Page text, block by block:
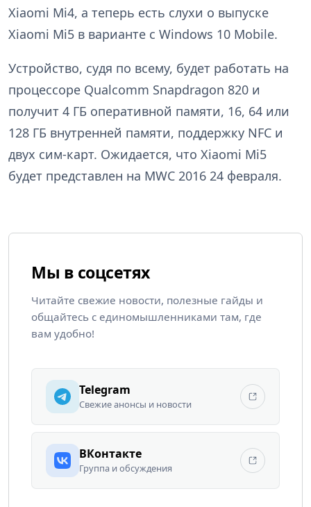
Xiaomi Mi4, а теперь есть слухи о выпуске
Xiaomi Mi5 в варианте с Windows 10 Mobile.
Устройство, судя по всему, будет работать на
процессоре Qualcomm Snapdragon 820 и
получит 4 ГБ оперативной памяти, 16, 64 или
128 ГБ внутренней памяти, поддержку NFC и
двух сим-карт. Ожидается, что Xiaomi Mi5
будет представлен на MWC 2016 24 февраля.
Мы в соцсетях
Читайте свежие новости, полезные гайды и
общайтесь с единомышленниками там, где
вам удобно!
Telegram
Свежие анонсы и новости
ВКонтакте
Группа и обсуждения